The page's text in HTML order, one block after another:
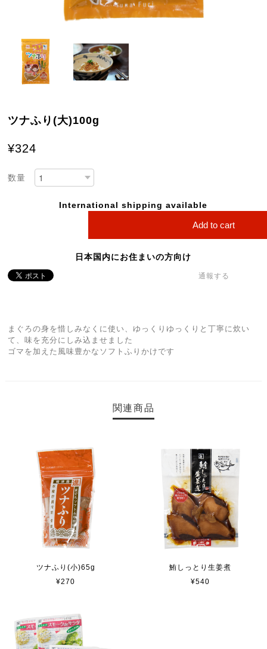
ツナふり(大)100g
¥324
数量
International shipping available
Add to cart
日本国内にお住まいの方向け
通報する
まぐろの身を惜しみなくに使い、ゆっくりゆっくりと丁寧に炊い
て、味を充分にしみ込ませました
ゴマを加えた風味豊かなソフトふりかけです
関連商品
ツナふり(小)65g
¥270
鮪しっとり生姜煮
¥540